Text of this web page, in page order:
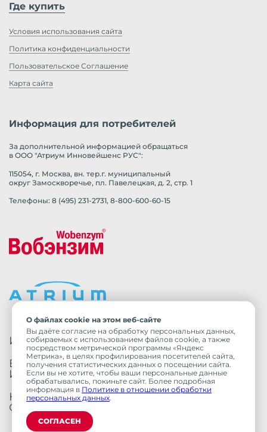
Где купить
Условия использования сайта
Политика конфиденциальности
Пользовательское Соглашение
Карта сайта
Информация для потребителей
За дополнительной информацией обращаться
в ООО "Атриум Инновейшенс РУС":
115054, г. Москва, вн. тер.г. муниципальный
округ Замоскворечье, пл. Павелецкая, д. 2, стр. 1
Телефоны: 8 (495) 231-2731, 8-800-600-60-15
ИМЕЮТСЯ ПРОТИВОПОКАЗАНИЯ.
ВНИМАТЕЛЬНО ОЗНАКОМЬТЕСЬ С
ИНСТРУКЦИЕЙ ПО ПРИМЕНЕНИЮ.
НЕОБХОДИМО ПРОКОНСУЛЬТИРОВАТЬ­СЯ
СО СПЕЦИАЛИСТОМ.
О файлах cookie на этом веб-сайте
Вы даёте согласие на обработку персональных данных,
собираемых с использованием файлов cookie, а также
посредством метрической программы «Яндекс
Метрика», в целях профилирования посетителей сайта,
получения статистических данных о посещении сайта.
Если вы не хотите, чтобы ваши персональные данные
обрабатывались, покиньте сайт. Более подробная
информация в Политике в отношении обработки
персональных данных.
СОГЛАСЕН